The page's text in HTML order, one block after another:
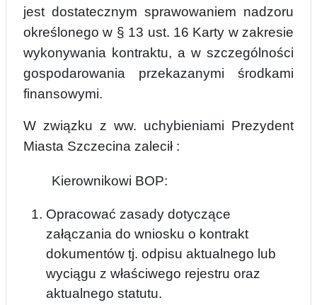
jest dostatecznym sprawowaniem nadzoru
określonego w § 13 ust. 16 Karty w zakresie
wykonywania kontraktu, a w szczególności
gospodarowania przekazanymi środkami
finansowymi.
W związku z ww. uchybieniami Prezydent
Miasta Szczecina zalecił :
Kierownikowi BOP:
Opracować zasady dotyczące
załączania do wniosku o kontrakt
dokumentów tj. odpisu aktualnego lub
wyciągu z właściwego rejestru oraz
aktualnego statutu.